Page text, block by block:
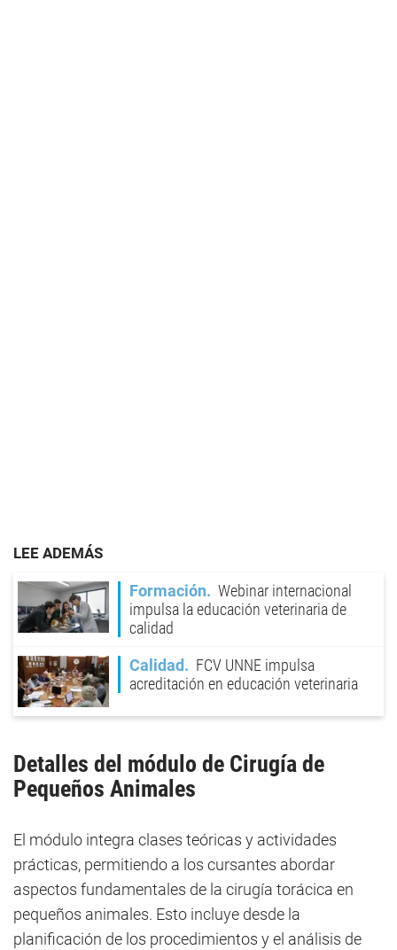
LEE ADEMÁS
Formación
Webinar internacional
impulsa la educación veterinaria de
calidad
Calidad
FCV UNNE impulsa
acreditación en educación veterinaria
Detalles del módulo de Cirugía de
Pequeños Animales
El módulo integra clases teóricas y actividades
prácticas, permitiendo a los cursantes abordar
aspectos fundamentales de la cirugía torácica en
pequeños animales. Esto incluye desde la
planificación de los procedimientos y el análisis de